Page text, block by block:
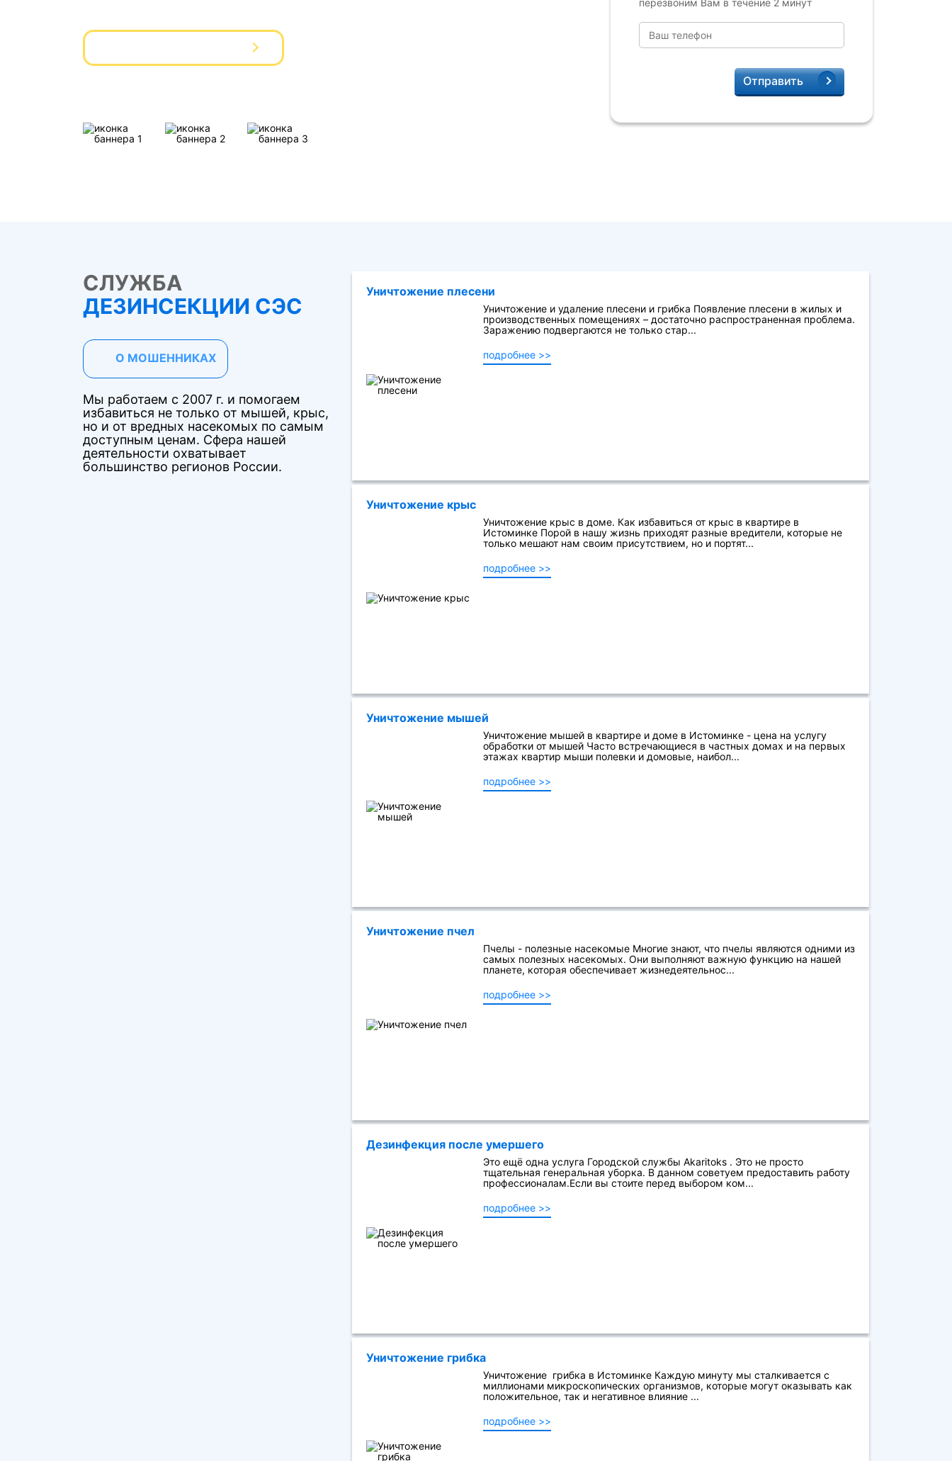
перезвоним Вам в течение 2 минут
Отправить
СЛУЖБА
ДЕЗИНСЕКЦИИ СЭС
О МОШЕННИКАХ
Мы работаем с 2007 г. и помогаем
избавиться не только от мышей, крыс,
но и от вредных насекомых по самым
доступным ценам. Сфера нашей
деятельности охватывает
большинство регионов России.
Уничтожение плесени
Уничтожение и удаление плесени и грибка Появление плесени в жилых и
производственных помещениях – достаточно распространенная проблема.
Заражению подвергаются не только стар...
подробнее >>
Уничтожение крыс
Уничтожение крыс в доме. Как избавиться от крыс в квартире в
Истоминке Порой в нашу жизнь приходят разные вредители, которые не
только мешают нам своим присутствием, но и портят...
подробнее >>
Уничтожение мышей
Уничтожение мышей в квартире и доме в Истоминке - цена на услугу
обработки от мышей Часто встречающиеся в частных домах и на первых
этажах квартир мыши полевки и домовые, наибол...
подробнее >>
Уничтожение пчел
Пчелы - полезные насекомые Многие знают, что пчелы являются одними из
самых полезных насекомых. Они выполняют важную функцию на нашей
планете, которая обеспечивает жизнедеятельнос...
подробнее >>
Дезинфекция после умершего
Это ещё одна услуга Городской службы Akaritoks . Это не просто
тщательная генеральная уборка. В данном советуем предоставить работу
профессионалам.Если вы стоите перед выбором ком...
подробнее >>
Уничтожение грибка
Уничтожение грибка в Истоминке Каждую минуту мы сталкивается с
миллионами микроскопических организмов, которые могут оказывать как
положительное, так и негативное влияние ...
подробнее >>